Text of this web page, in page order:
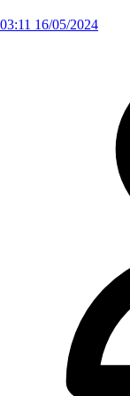
03:11 16/05/2024